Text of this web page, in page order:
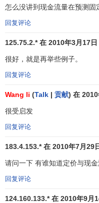
现金流量分析对企
（一）现金流量对企业
企业筹集资金额根据实
表，可以确定企业筹资总
好，现金净流量越多，所
（二）现金流量对企业
现金流量是企业评价项
现率
，进行现金流量折现
于1，则说明该投资项目
静态法投资项目的回收期即
怎么没讲到现金流量在预测固
回复评论
125.75.2.* 在 2010年3月17
很好，就是再举些例子。
回复评论
Wang li (Talk | 贡献) 在
很受启发
回复评论
183.4.153.* 在 2010年7月29
请问一下 有谁知道定价与现
回复评论
124.160.133.* 在 2010年9月